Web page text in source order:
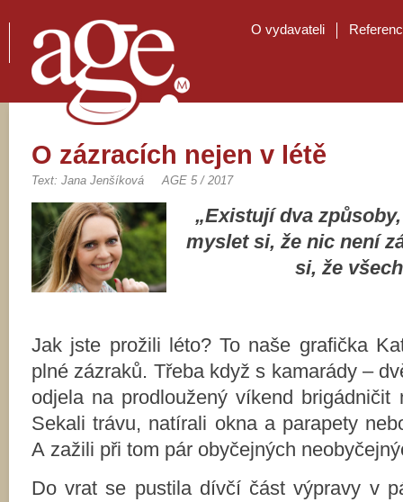
O vydavateli
O zázracích nejen v létě
Text: Jana Jenšíková AGE 5 / 2017
„Existují dva
myslet si, že nic není
si, že
Jak jste prožili léto? To naše grafička
plné zázraků. Třeba když s kamarády –
odjela na prodloužený víkend
Sekali trávu, natírali okna a parapety
A zažili při tom pár obyčejných
Do vrat se pustila dívčí část výpravy v